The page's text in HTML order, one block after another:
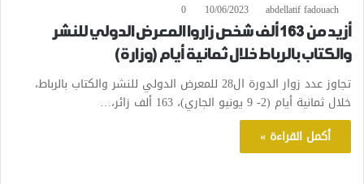
abdellatif fadouach
10/06/2023
0
أزيد من 163 ألف شخص زاروا المعرض الدولي للنشر
والكتاب بالرباط خلال ثمانية أيام (وزارة)
تجاوز عدد زوار الدورة ال28 للمعرض الدولي للنشر والكتاب بالرباط،
خلال ثمانية أيام (2- 9 يونيو الجاري)، 163 ألف زائر،…
أكمل القراءة »